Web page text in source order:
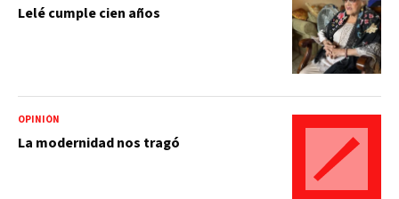
Lelé cumple cien años
OPINIÓN
La modernidad nos tragó